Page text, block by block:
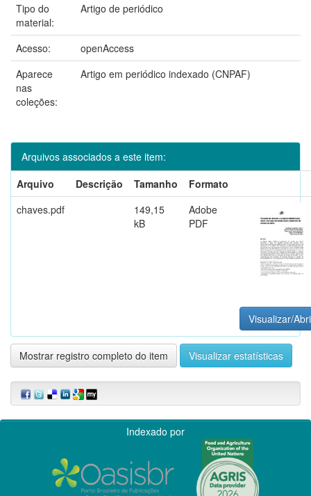
Tipo do
material:
Artigo de periódico
Acesso:
openAccess
Aparece
nas
coleções:
Artigo em periódico indexado (CNPAF)
Arquivos associados a este item:
Arquivo
Descrição Tamanho
Formato
chaves.pdf
149,15
kB
Adobe
PDF
Visualizar/
Mostrar registro completo do item Visualizar estatísticas
Indexado por